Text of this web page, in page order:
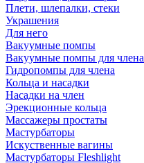
Плети, шлепалки, стеки
Украшения
Для него
Вакуумные помпы
Вакуумные помпы для члена
Гидропомпы для члена
Кольца и насадки
Насадки на член
Эрекционные кольца
Массажеры простаты
Мастурбаторы
Искуственные вагины
Мастурбаторы Fleshlight